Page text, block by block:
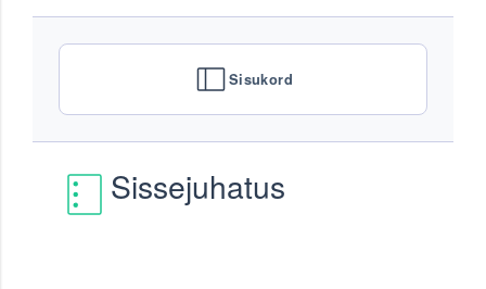
Sisukord
Sissejuhatus